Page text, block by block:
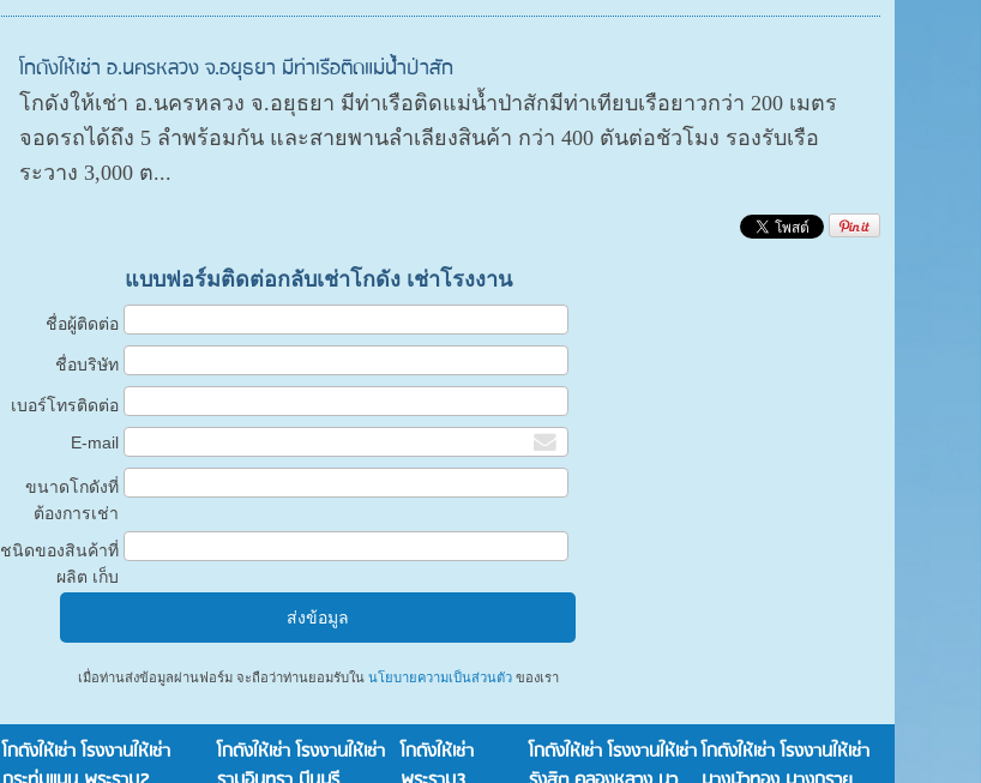
โกดังให้เช่า อ.นครหลวง จ.อยุธยา มีท่าเรือติดแม่น้ำป่าสัก
โกดังให้เช่า อ.นครหลวง จ.อยุธยา มีท่าเรือติดแม่น้ำป่าสักมีท่าเทียบเรือยาวกว่า 200 เมตร
จอดรถได้ถึง 5 ลำพร้อมกัน และสายพานลำเลียงสินค้า กว่า 400 ตันต่อชัวโมง รองรับเรือ
ระวาง 3,000 ต...
แบบฟอร์มติดต่อกลับเช่าโกดัง เช่าโรงงาน
ชื่อผู้ติดต่อ
ชื่อบริษัท
เบอร์โทรติดต่อ
E-mail
ขนาดโกดังที่
ต้องการเช่า
ชนิดของสินค้าที่
ผลิต เก็บ
เมื่อท่านส่งข้อมูลผ่านฟอร์ม จะถือว่าท่านยอมรับในนโยบายความเป็นส่วนตัว ของเรา
โกดังให้เช่า โรงงานให้เช่า
โกดังให้เช่า โรงงานให้เช่า โกดังให้เช่า
โกดังให้เช่า โรงงานให้เช่าโกดังให้เช่า โรงงานให้เช่า